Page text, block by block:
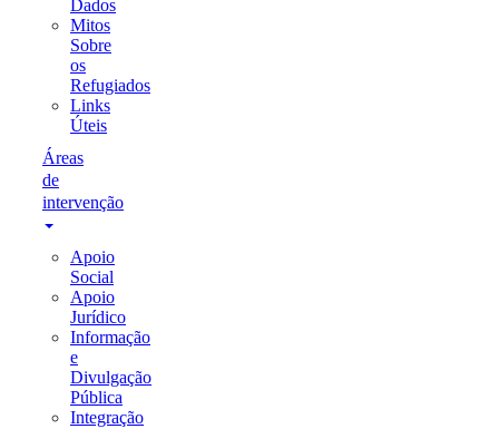
Dados
Mitos
Sobre
os
Refugiados
Links
Úteis
Áreas
de
intervenção
Apoio
Social
Apoio
Jurídico
Informação
e
Divulgação
Pública
Integração